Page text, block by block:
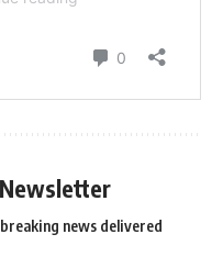
news delivered